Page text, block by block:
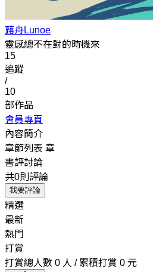
蕗舟Lunoe
靈感總不在對的時機來
15
追蹤
/
10
部作品
會員專頁
內容簡介
章節列表 章
書評討論
共0則評論
我要評論
精選
最新
熱門
打賞
打賞總人數 0 人 / 累積打賞 0 元